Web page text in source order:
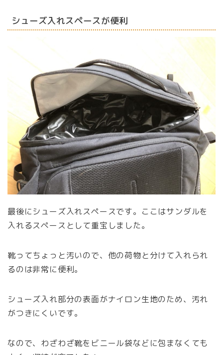
シューズ入れスペースが便利
最後にシューズ入れスペースです。ここはサンダルを
入れるスペースとして重宝しました。
靴ってちょっと汚いので、他の荷物と分けて入れられ
るのは非常に便利。
シューズ入れ部分の表面がナイロン生地のため、汚れ
がつきにくいです。
なので、わざわざ靴をビニール袋などに包まなくても